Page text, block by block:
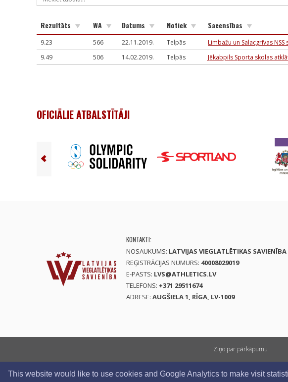
This website would like to use cookies and Google Analytics to make visit
Rezultāts WA Datums Notiek Sacensības
9.23 566 22.11.2019. Telpās Limbažu un Salacgrīvas
9.49
506 14.02.2019. Telpās Jēkabpils Sporta skolas
OFICIĀLIE ATBALSTĪTĀJI
KONTAKTI:
NOSAUKUMS: LATVIJAS VIEGLATLĒTIKAS SAVIENĪBA
REĢISTRĀCIJAS NUMURS: 40008029019
E-PASTS: LVS@ATHLETICS.LV
TELEFONS: +371 29511674
ADRESE: AUGŠIELA 1, RĪGA, LV-1009
Ziņo par pārkāpumu
Visas tiesības